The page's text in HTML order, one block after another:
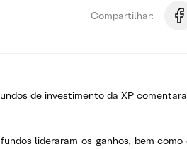
Compartilhar:
de investimento da XP
lideraram os ganhos, bem